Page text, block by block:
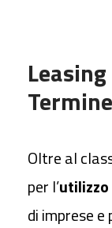
Oltre al
per l’
di imprese